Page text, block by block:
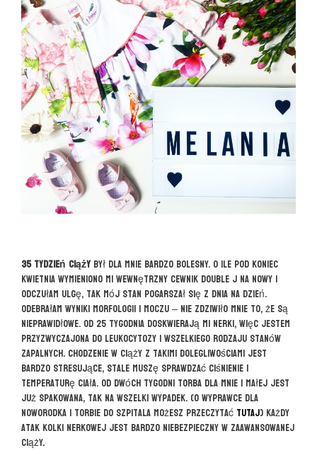
35 tydzień ciąży był dla mnie bardzo bolesny. O ile pod koniec
kwietnia wymieniono mi wewnętrzny cewnik Double J na nowy i
odczułam ulgę, tak mój stan pogarszał się z dnia na dzień.
Odebrałam wyniki morfologii i moczu – nie zdziwiło mnie to, że są
nieprawidłowe. Od 25 tygodnia doskwierają mi nerki, więc jestem
przyzwyczajona do leukocytozy i wszelkiego rodzaju stanów
zapalnych. Chodzenie w ciąży z takimi dolegliwościami jest
bardzo stresujące, stale muszę sprawdzać ciśnienie i
temperaturę ciała. Od dwóch tygodni torba dla mnie i małej jest
już spakowana, tak na wszelki wypadek. (O wyprawce dla
noworodka i torbie do szpitala możesz przeczytać TUTAJ) Każdy
atak kolki nerkowej jest bardzo niebezpieczny w zaawansowanej
ciąży.